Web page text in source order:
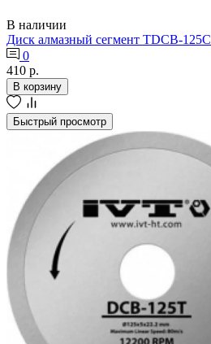
В наличии
Диск алмазный сегмент TDCB-125C
0
410 р.
В корзину
Быстрый просмотр